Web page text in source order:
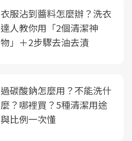
衣服沾到醬料怎麼辦？洗衣
達人教你用「2個清潔神
物」＋2步驟去油去漬
過碳酸鈉怎麼用？不能洗什
麼？哪裡買？5種清潔用途
與比例一次懂